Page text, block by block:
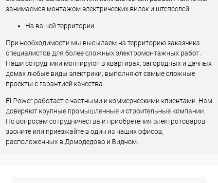
занимаемся монтажом электрических вилок и штепселей.
На вашей территории
При необходимости мы высылаем на территорию заказчика
специалистов для более сложных электромонтажных работ.
Наши сотрудники монтируют в квартирах, загородных и дачных
домах любые виды электрики, выполняют самые сложные
проекты с гарантией качества.
El-Power работает с частными и коммерческими клиентами. Нам
доверяют крупные промышленные и строительные компании.
По вопросам сотрудничества и приобретения электротоваров
звоните или приезжайте в один из наших офисов,
расположенных в Домодедово и Видном.